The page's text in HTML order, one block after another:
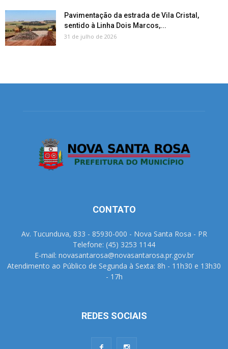
Pavimentação da estrada de Vila Cristal,
sentido à Linha Dois Marcos,...
31 de julho de 2026
CONTATO
Av. Tucunduva, 833 - 85930-000 - Nova Santa Rosa - PR
Telefone: (45) 3253 1144
E-mail: novasantarosa@novasantarosa.pr.gov.br
Atendimento ao Público de Segunda à Sexta: 8h - 11h30 e 13h30
- 17h
REDES SOCIAIS